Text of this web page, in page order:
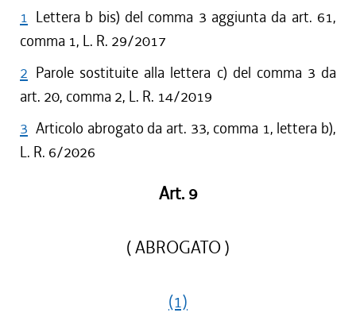
1 Lettera b bis) del comma 3 aggiunta da art. 61,
comma 1, L. R. 29/2017
2 Parole sostituite alla lettera c) del comma 3 da
art. 20, comma 2, L. R. 14/2019
3 Articolo abrogato da art. 33, comma 1, lettera b),
L. R. 6/2026
Art. 9
( ABROGATO )
(1)